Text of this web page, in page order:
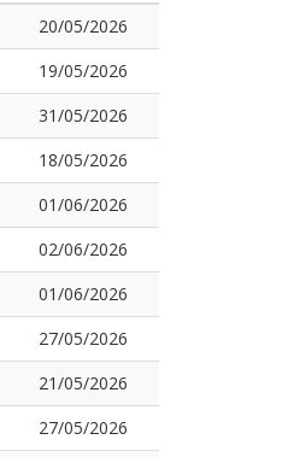
20/05/2026
19/05/2026
31/05/2026
18/05/2026
01/06/2026
02/06/2026
01/06/2026
27/05/2026
21/05/2026
27/05/2026